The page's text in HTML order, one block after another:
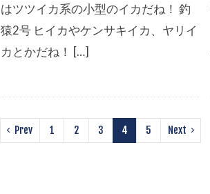
はツツイカ系の小型のイカだね！ 釣
猿2号 ヒイカやケンサキイカ、ヤリイ
カとかだね！ […]
Prev 1 2 3 4 5 Next